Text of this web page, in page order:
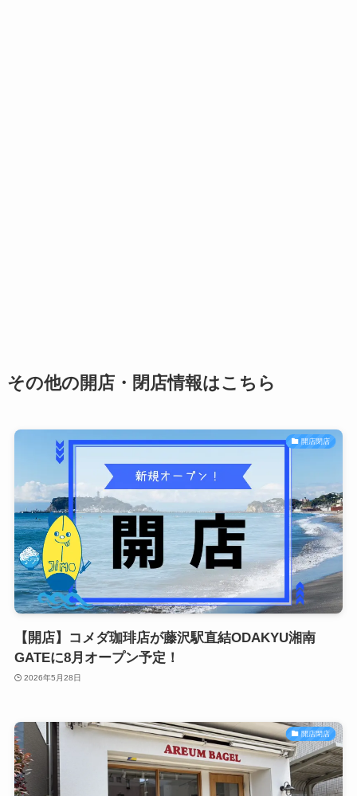
その他の開店・閉店情報はこちら
開店閉店
【開店】コメダ珈琲店が藤沢駅直結ODAKYU湘南
GATEに8月オープン予定！
2026年5月28日
開店閉店